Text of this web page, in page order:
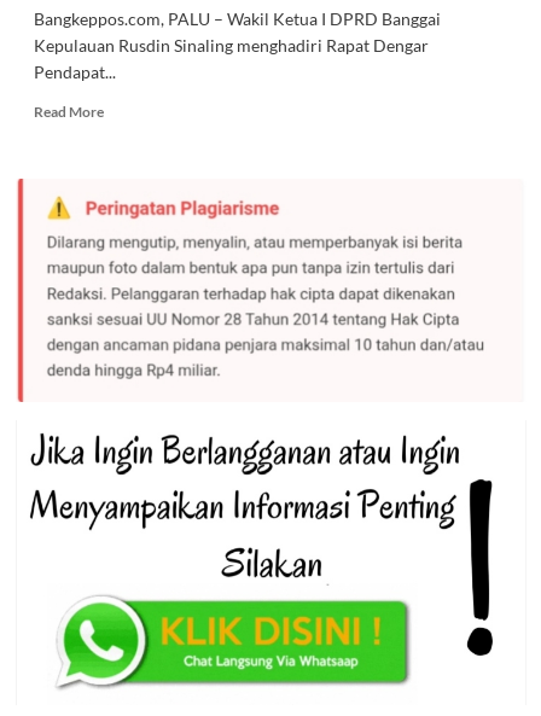
Bangkeppos.com, PALU – Wakil Ketua I DPRD Banggai
Kepulauan Rusdin Sinaling menghadiri Rapat Dengar
Pendapat...
Read MoreRead
1
DPRD
Bangkep
Hadiri
RDP
Provinsi,
Bahas
Pertambangan
Batu